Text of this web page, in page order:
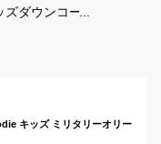
ズダウンコー
キッズ ミリタリーオリー